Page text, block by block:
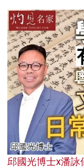
邱國光博士x潘詠